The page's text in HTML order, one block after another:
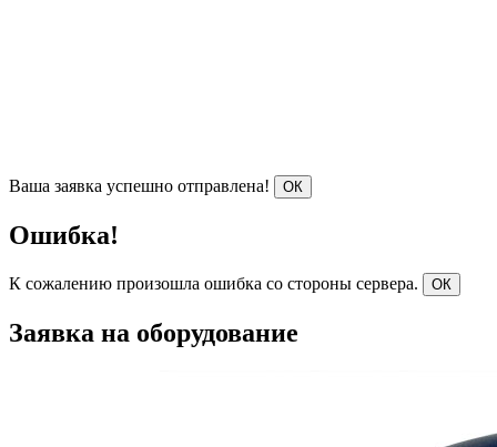
Ваша заявка успешно отправлена! ОК
Ошибка!
К сожалению произошла ошибка со стороны сервера. ОК
Заявка на оборудование